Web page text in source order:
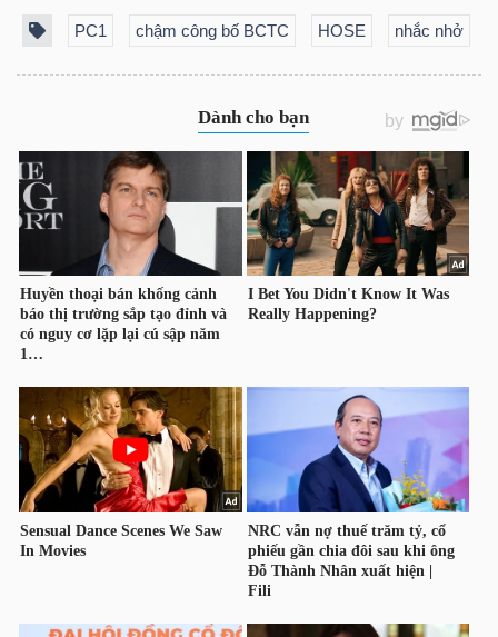
PC1 chậm công bố BCTC HOSE nhắc nhở
LƯỢNG
NGUYÊN
VẬT
LIỆU
NGHIỆP
TIÊU
DÙNG